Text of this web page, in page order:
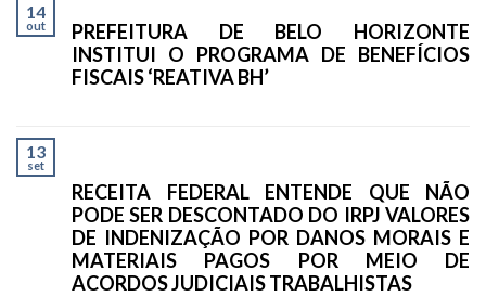
14
out
PREFEITURA DE BELO HORIZONTE
INSTITUI O PROGRAMA DE BENEFÍCIOS
FISCAIS ‘REATIVA BH’
13
set
RECEITA FEDERAL ENTENDE QUE NÃO
PODE SER DESCONTADO DO IRPJ VALORES
DE INDENIZAÇÃO POR DANOS MORAIS E
MATERIAIS PAGOS POR MEIO DE
ACORDOS JUDICIAIS TRABALHISTAS